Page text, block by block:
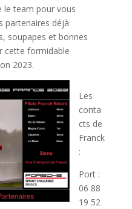
le team pour vous
partenaires déjà
soupapes et bonnes
cette formidable
2023.
Les
conta
cts de
Franck
:
Port :
06 88
19 52